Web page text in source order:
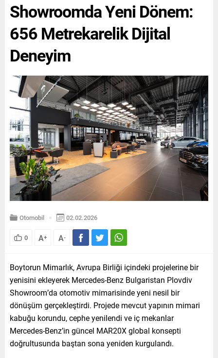
stratejik...
Showroomda Yeni Dönem:
656 Metrekarelik Dijital
Deneyim
Otomobil 02.02.2026
0 A+ A-
Boytorun Mimarlık, Avrupa Birliği içindeki projelerine bir
yenisini ekleyerek Mercedes-Benz Bulgaristan Plovdiv
Showroom’da otomotiv mimarisinde yeni nesil bir
dönüşüm gerçekleştirdi. Projede mevcut yapının mimari
kabuğu korundu, cephe yenilendi ve iç mekanlar
Mercedes-Benz’in güncel MAR20X global konsepti
doğrultusunda baştan sona yeniden kurgulandı.